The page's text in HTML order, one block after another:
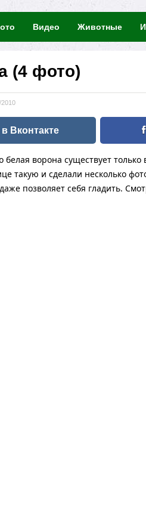
Видео Животные
(4 фото)
2010
Вконтакте
белая ворона существует
такую и сделали несколько
позволяет себя гладить.